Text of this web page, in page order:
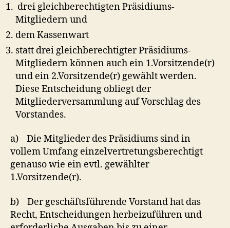
drei gleichberechtigten Präsidiums-
Mitgliedern und
dem Kassenwart
statt drei gleichberechtigter Präsidiums-
Mitgliedern können auch ein 1.Vorsitzende(r)
und ein 2.Vorsitzende(r) gewählt werden.
Diese Entscheidung obliegt der
Mitgliederversammlung auf Vorschlag des
Vorstandes.
a) Die Mitglieder des Präsidiums sind in
vollem Umfang einzelvertretungsberechtigt
genauso wie ein evtl. gewählter
1.Vorsitzende(r).
b) Der geschäftsführende Vorstand hat das
Recht, Entscheidungen herbeizuführen und